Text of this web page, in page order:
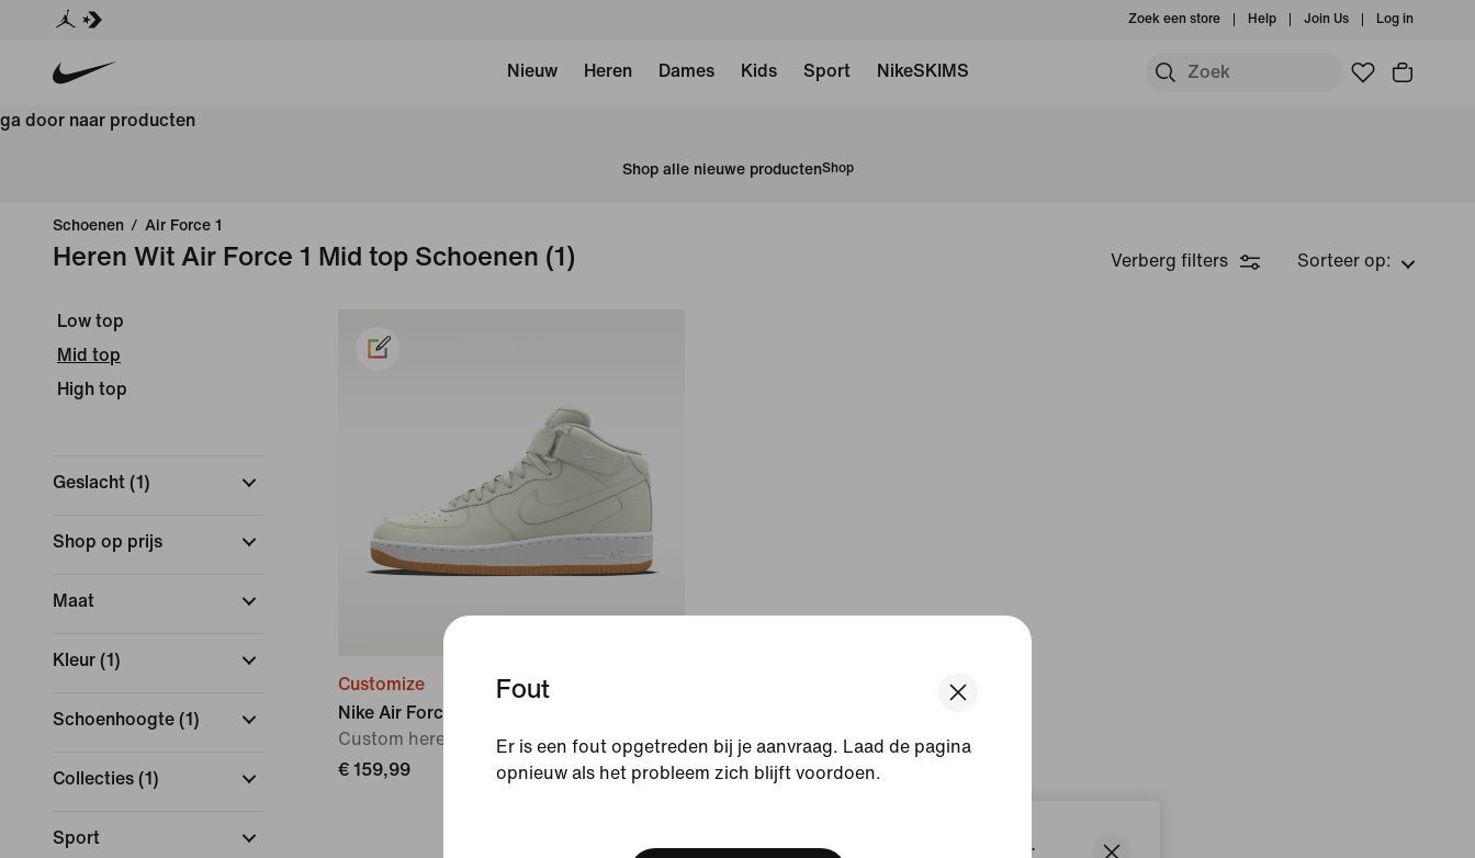
We think you are in United States.
Fout
Er is een fout opgetreden bij je aanvraag. Laad de pagina
opnieuw als het probleem zich blijft voordoen.
Zoek een store Help Join Us Log in
Nieuw Heren Dames Kids Sport NikeSKIMS
ga door naar producten
Shop alle nieuwe productenShop
Schoenen / Air Force 1
Heren Wit Air Force 1 Mid top Schoenen (1) Verberg filters Sorteer op:
Low top
Mid top
High top
Geslacht (1)
Shop op prijs
Maat
Kleur (1)
Schoenhoogte (1)
Collecties (1)
Sport
Customize
Nike Air Force 1 Mid By You
Custom herenschoenen
€ 159,99